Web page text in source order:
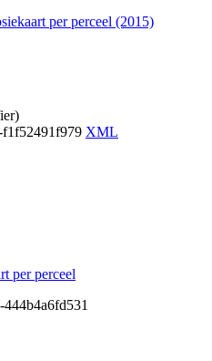
per perceel (2015)
f1f52491f979 XML
per perceel